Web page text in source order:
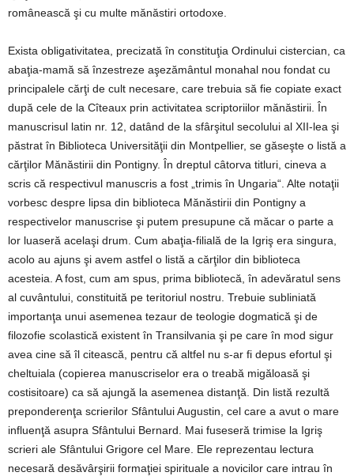
românească şi cu multe mănăstiri ortodoxe.
Exista obligativitatea, precizată în constituţia Ordinului cistercian, ca
abaţia-mamă să înzestreze aşezământul monahal nou fondat cu
principalele cărţi de cult necesare, care trebuia să fie copiate exact
după cele de la Cîteaux prin activitatea scriptoriilor mănăstirii. În
manuscrisul latin nr. 12, datând de la sfârşitul secolului al XII-lea şi
păstrat în Biblioteca Universităţii din Montpellier, se găseşte o listă a
cărţilor Mănăstirii din Pontigny. În dreptul câtorva titluri, cineva a
scris că respectivul manuscris a fost „trimis în Ungaria“. Alte notaţii
vorbesc despre lipsa din biblioteca Mănăstirii din Pontigny a
respectivelor manuscrise şi putem presupune că măcar o parte a
lor luaseră acelaşi drum. Cum abaţia-filială de la Igriş era singura,
acolo au ajuns şi avem astfel o listă a cărţilor din biblioteca
acesteia. A fost, cum am spus, prima bibliotecă, în adevăratul sens
al cuvântului, constituită pe teritoriul nostru. Trebuie subliniată
importanţa unui asemenea tezaur de teologie dogmatică şi de
filozofie scolastică existent în Transilvania şi pe care în mod sigur
avea cine să îl citească, pentru că altfel nu s-ar fi depus efortul şi
cheltuiala (copierea manuscriselor era o treabă migăloasă şi
costisitoare) ca să ajungă la asemenea distanţă. Din listă rezultă
preponderenţa scrierilor Sfântului Augustin, cel care a avut o mare
influenţă asupra Sfântului Bernard. Mai fuseseră trimise la Igriş
scrieri ale Sfântului Grigore cel Mare. Ele reprezentau lectura
necesară desăvârşirii formaţiei spirituale a novicilor care intrau în